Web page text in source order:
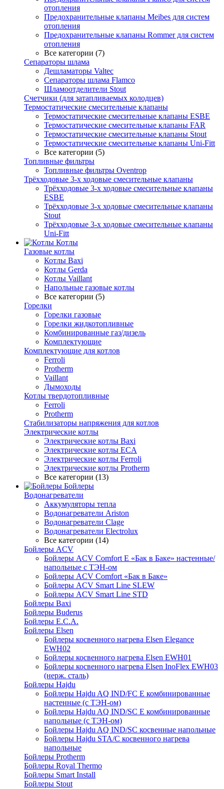
отопления
Предохранительные клапаны Meibes для систем
отопления
Предохранительные клапаны Rommer для систем
отопления
Все категории (7)
Сепараторы шлама
Дешламаторы Valtec
Сепараторы шлама Flamco
Шламоотделители Stout
Счетчики (для затапливаемых колодцев)
Термостатические смесительные клапаны
Термостатические смесительные клапаны ESBE
Термостатические смесительные клапаны FAR
Термостатические смесительные клапаны Stout
Термостатические смесительные клапаны Uni-Fitt
Все категории (5)
Топливные фильтры
Топливные фильтры Oventrop
Трёхходовые 3-х ходовые смесительные клапаны
Трёхходовые 3-х ходовые смесительные клапаны
ESBE
Трёхходовые 3-х ходовые смесительные клапаны
Stout
Трёхходовые 3-х ходовые смесительные клапаны
Uni-Fitt
Котлы
Газовые котлы
Котлы Baxi
Котлы Gerda
Котлы Vaillant
Напольные газовые котлы
Все категории (5)
Горелки
Горелки газовые
Горелки жидкотопливные
Комбинированные газ/дизель
Комплектующие
Комплектующие для котлов
Ferroli
Protherm
Vaillant
Дымоходы
Котлы твердотопливные
Ferroli
Protherm
Стабилизаторы напряжения для котлов
Электрические котлы
Электрические котлы Baxi
Электрические котлы ECA
Электрические котлы Ferroli
Электрические котлы Protherm
Все категории (13)
Бойлеры
Водонагреватели
Аккумуляторы тепла
Водонагреватели Ariston
Водонагреватели Clage
Водонагреватели Electrolux
Все категории (14)
Бойлеры ACV
Бойлеры ACV Comfort E «Бак в Баке» настенные/
напольные c ТЭН-ом
Бойлеры ACV Comfort «Бак в Баке»
Бойлеры ACV Smart Line SLEW
Бойлеры ACV Smart Line STD
Бойлеры Baxi
Бойлеры Buderus
Бойлеры E.C.A.
Бойлеры Elsen
Бойлеры косвенного нагрева Elsen Elegance
EWH02
Бойлеры косвенного нагрева Elsen EWH01
Бойлеры косвенного нагрева Elsen InoFlex EWH03
(нерж. сталь)
Бойлеры Hajdu
Бойлеры Hajdu AQ IND/FC E комбинированные
настенные (с ТЭН-ом)
Бойлеры Hajdu AQ IND/SC E комбинированные
напольные (с ТЭН-ом)
Бойлеры Hajdu AQ IND/SC косвенные напольные
Бойлеры Hajdu STA/C косвенного нагрева
напольные
Бойлеры Protherm
Бойлеры Royal Thermo
Бойлеры Smart Install
Бойлеры Stout